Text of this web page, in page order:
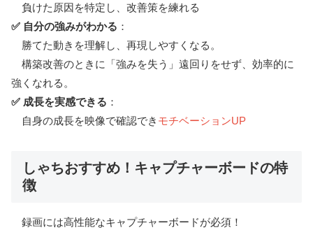
負けた原因を特定し、改善策を練れる
✅ 自分の強みがわかる ：
勝てた動きを理解し、再現しやすくなる。
構築改善のときに「強みを失う」遠回りをせず、効率的に
強くなれる。
✅ 成長を実感できる ：
自身の成長を映像で確認でき モチベーションUP
しゃちおすすめ！キャプチャーボードの特
徴
録画には高性能なキャプチャーボードが必須！